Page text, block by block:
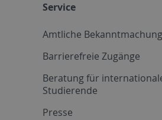
Service
Amtliche
Barrierefreie Zugänge
Beratung für
Studierende
Presse